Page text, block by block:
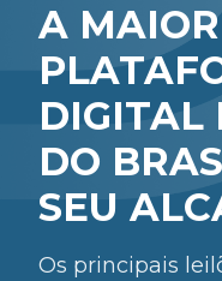
A MAIOR
DIGITAL
DO
SEU
Os principais